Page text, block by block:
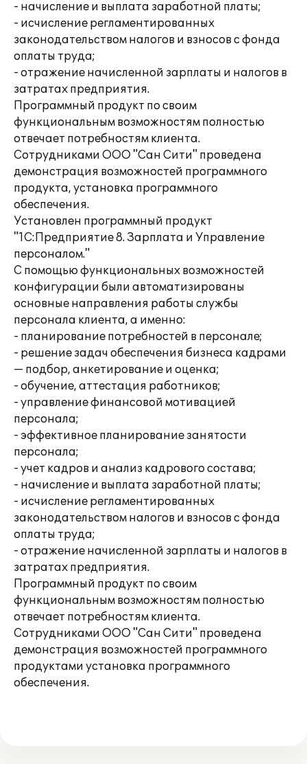
- начисление и выплата заработной платы;
- исчисление регламентированных
законодательством налогов и взносов с фонда
оплаты труда;
- отражение начисленной зарплаты и налогов в
затратах предприятия.
Программный продукт по своим
функциональным возможностям полностью
отвечает потребностям клиента.
Сотрудниками ООО "Сан Сити" проведена
демонстрация возможностей программного
продукта, установка программного
обеспечения.
Установлен программный продукт
"1С:Предприятие 8. Зарплата и Управление
персоналом."
С помощью функциональных возможностей
конфигурации были автоматизированы
основные направления работы службы
персонала клиента, а именно:
- планирование потребностей в персонале;
- решение задач обеспечения бизнеса кадрами
— подбор, анкетирование и оценка;
- обучение, аттестация работников;
- управление финансовой мотивацией
персонала;
- эффективное планирование занятости
персонала;
- учет кадров и анализ кадрового состава;
- начисление и выплата заработной платы;
- исчисление регламентированных
законодательством налогов и взносов с фонда
оплаты труда;
- отражение начисленной зарплаты и налогов в
затратах предприятия.
Программный продукт по своим
функциональным возможностям полностью
отвечает потребностям клиента.
Сотрудниками ООО "Сан Сити" проведена
демонстрация возможностей программного
продуктами установка программного
обеспечения.